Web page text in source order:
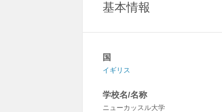
基本情報
国
イギリス
学校名/名称
ニューカッスル大学